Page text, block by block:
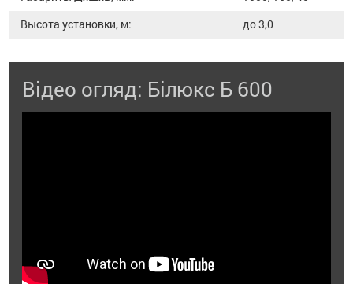
Высота установки, м:
до 3,0
Відео огляд: Білюкс Б 600